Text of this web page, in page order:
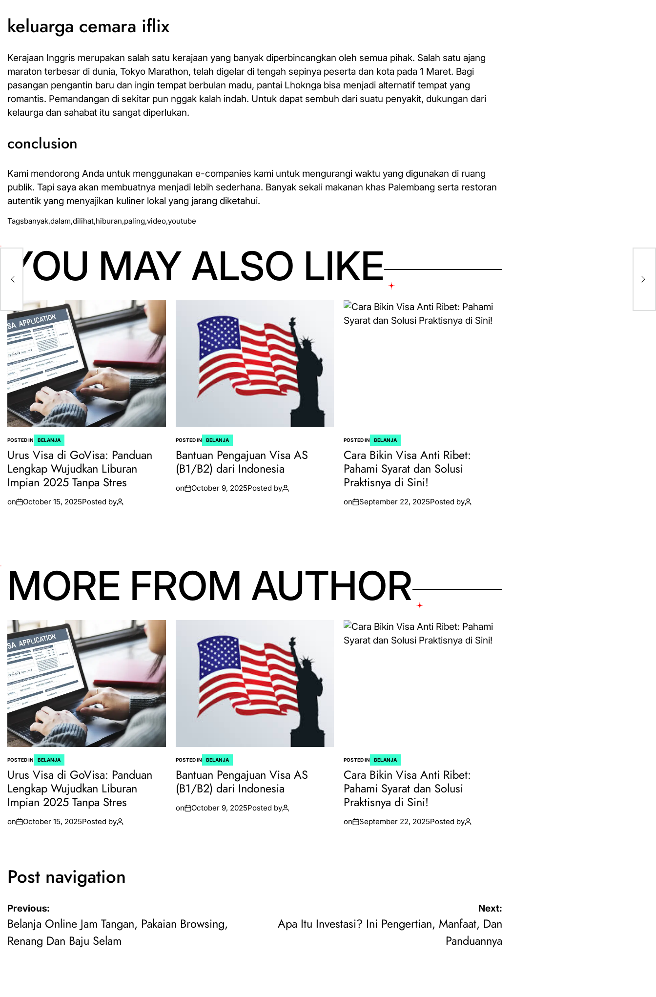
keluarga cemara iflix
Kerajaan Inggris merupakan salah satu kerajaan yang banyak diperbincangkan oleh semua pihak. Salah satu ajang
maraton terbesar di dunia, Tokyo Marathon, telah digelar di tengah sepinya peserta dan kota pada 1 Maret. Bagi
pasangan pengantin baru dan ingin tempat berbulan madu, pantai Lhoknga bisa menjadi alternatif tempat yang
romantis. Pemandangan di sekitar pun nggak kalah indah. Untuk dapat sembuh dari suatu penyakit, dukungan dari
kelaurga dan sahabat itu sangat diperlukan.
conclusion
Kami mendorong Anda untuk menggunakan e-companies kami untuk mengurangi waktu yang digunakan di ruang
publik. Tapi saya akan membuatnya menjadi lebih sederhana. Banyak sekali makanan khas Palembang serta restoran
autentik yang menyajikan kuliner lokal yang jarang diketahui.
Tagsbanyak,dalam,dilihat,hiburan,paling,video,youtube
YOU MAY ALSO LIKE
POSTED IN BELANJA
Urus Visa di GoVisa: Panduan
Lengkap Wujudkan Liburan
Impian 2025 Tanpa Stres
on October 15, 2025Posted by
POSTED IN BELANJA
Bantuan Pengajuan Visa AS
(B1/B2) dari Indonesia
on October 9, 2025Posted by
POSTED IN BELANJA
Cara Bikin Visa Anti Ribet:
Pahami Syarat dan Solusi
Praktisnya di Sini!
on September 22, 2025Posted by
MORE FROM AUTHOR
POSTED IN BELANJA
Urus Visa di GoVisa: Panduan
Lengkap Wujudkan Liburan
Impian 2025 Tanpa Stres
on October 15, 2025Posted by
POSTED IN BELANJA
Bantuan Pengajuan Visa AS
(B1/B2) dari Indonesia
on October 9, 2025Posted by
POSTED IN BELANJA
Cara Bikin Visa Anti Ribet:
Pahami Syarat dan Solusi
Praktisnya di Sini!
on September 22, 2025Posted by
Post navigation
Previous:
Belanja Online Jam Tangan, Pakaian Browsing,
Renang Dan Baju Selam
Next:
Apa Itu Investasi? Ini Pengertian, Manfaat, Dan
Panduannya